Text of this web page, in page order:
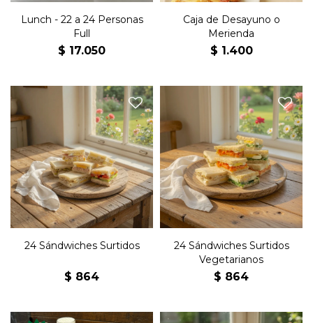
Lunch - 22 a 24 Personas
Full
$ 17.050
Caja de Desayuno o
Merienda
$ 1.400
24 sándwiches de copetín
surtidos.
24 Sándwiches Surtidos
$ 864
24 sándwiches vegetarianos
de copetín surtidos.
24 Sándwiches Surtidos
Vegetarianos
$ 864